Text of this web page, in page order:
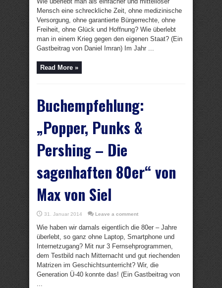
Mensch eine schreckliche Zeit, ohne medizinische
Versorgung, ohne garantierte Bürgerrechte, ohne
Freiheit, ohne Glück und Hoffnung? Wie überlebt
man in einem Krieg gegen den eigenen Staat? (Ein
Gastbeitrag von Daniel Imran) Im Jahr ...
Read More »
Buchempfehlung:
„Popper, Punks &
Pershing – Die
sagenhaften 80er“ von
Max von Siel
31. Januar 2014 Leave a comment
Wie haben wir damals eigentlich die 80er – Jahre
überlebt, so ganz ohne Laptop, Smartphone und
Internetzugang? Mit nur 3 Fernsehprogrammen,
dem Testbild nach Mitternacht und gut riechenden
Matrizen im Geschichtsunterricht? Wir, die
Generation Ü-40 konnte das! (Ein Gastbeitrag von
...